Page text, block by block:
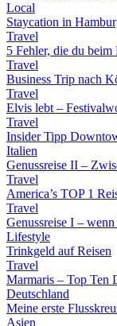
Local
Staycation in
Travel
5 Fehler, die du beim
Travel
Business Trip nach
Travel
Elvis lebt –
Travel
Insider Tipp
Italien
Genussreise II –
Travel
America’s TOP 1
Travel
Genussreise I –
Lifestyle
Trinkgeld auf Reisen
Travel
Marmaris – Top Ten
Deutschland
Meine erste
Asien